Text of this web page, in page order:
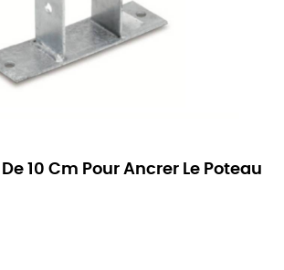
10 Cm Pour Ancrer Le Poteau